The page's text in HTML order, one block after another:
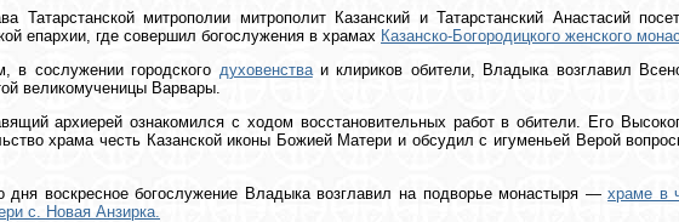
Татарстанской митрополии митрополит Казанский и Татарстанский Анастасий
епархии, где совершил богослужения в храмах Казанско-Богородицкого женского
в сослужении городского духовенстваи клириков обители, Владыка возглавил
великомученицы Варвары.
архиерей ознакомился с ходом восстановительных работ в обители. Его
храма честь Казанской иконы Божией Матери и обсудил с игуменьей Верой
дня воскресное богослужение Владыка возглавил на подворье монастыря —храме в
с. Новая Анзирка.